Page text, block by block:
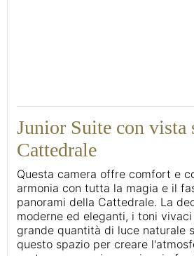
Junior Suite con vista
Cattedrale
Questa camera offre comfort e
armonia con tutta la magia e il
panorami della Cattedrale. La
moderne ed eleganti, i toni
grande quantità di luce naturale
questo spazio per creare